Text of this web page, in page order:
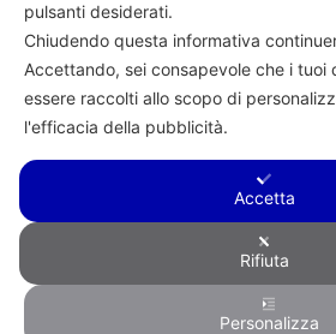
Regolamento Privacy
Copyright © 2026 F.lli Tentori di Enrico
pulsanti desiderati.
Chiudendo questa informativa
Accettando, sei consapevole che i tuoi
essere raccolti allo scopo di
l'efficacia della pubblicità.
Accetta
Rifiuta
Personalizza